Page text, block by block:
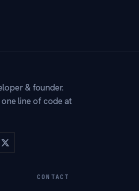
& founder.
line of code at
CONTACT